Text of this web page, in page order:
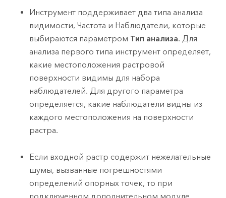
Инструмент поддерживает два типа анализа
видимости, Частота и Наблюдатели, которые
выбираются параметром Тип анализа. Для
анализа первого типа инструмент определяет,
какие местоположения растровой
поверхности видимы для набора
наблюдателей. Для другого параметра
определяется, какие наблюдатели видны из
каждого местоположения на поверхности
растра.
Если входной растр содержит нежелательные
шумы, вызванные погрешностями
определений опорных точек, то при
подключенном дополнительном модуле